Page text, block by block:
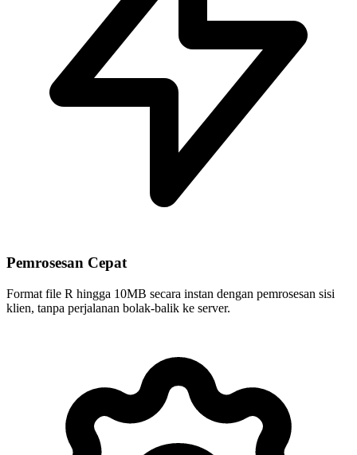
Pemrosesan Cepat
Format file R hingga 10MB secara instan dengan pemrosesan sisi
klien, tanpa perjalanan bolak-balik ke server.